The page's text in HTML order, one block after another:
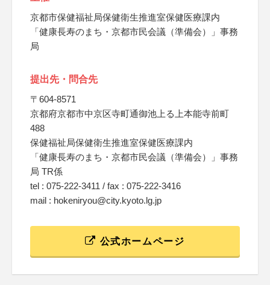
京都市保健福祉局保健衛生推進室保健医療課内
「健康長寿のまち・京都市民会議（準備会）」事務
局
提出先・問合先
〒604-8571
京都府京都市中京区寺町通御池上る上本能寺前町
488
保健福祉局保健衛生推進室保健医療課内
「健康長寿のまち・京都市民会議（準備会）」事務
局 TR係
tel : 075-222-3411 / fax : 075-222-3416
mail : hokeniryou@city.kyoto.lg.jp
公式ホームページ